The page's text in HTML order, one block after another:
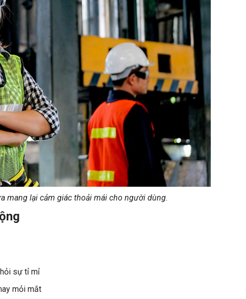
mang lại cảm giác thoải mái cho người dùng.
sự tỉ mỉ
mỏi mắt